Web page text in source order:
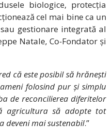
biologice, protecția
cel mai bine ca un
gestionare integrată al
Natale, Co-Fondator și
că este posibil să hrănești
folosind pur și simplu
de reconcilierea diferitelor
agricultura să adopte tot
deveni mai sustenabil.”